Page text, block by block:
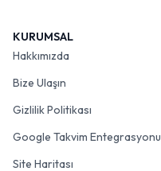
KURUMSAL
Hakkımızda
Bize Ulaşın
Gizlilik Politikası
Google Takvim Entegrasyonu
Site Haritası